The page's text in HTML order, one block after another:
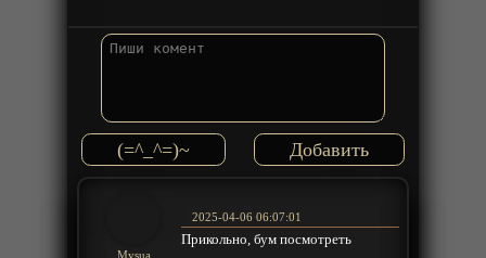
(=^_^=)~
Mysua
2025-04-06 06:07:01
Прикольно, бум посмотреть